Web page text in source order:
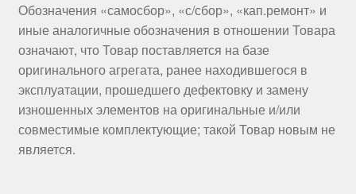
Обозначения «самосбор», «с/сбор», «кап.ремонт» и
иные аналогичные обозначения в отношении Товара
означают, что Товар поставляется на базе
оригинального агрегата, ранее находившегося в
эксплуатации, прошедшего дефектовку и замену
изношенных элементов на оригинальные и/или
совместимые комплектующие; такой Товар новым не
является.